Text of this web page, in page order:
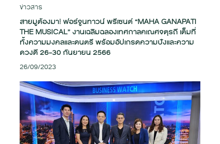
ข่าวสาร
สายมูต้องมา! ฟอร์จูนทาวน์ พรีเซนต์ “MAHA GANAPATI
THE MUSICAL” งานเฉลิมฉลองเทศกาลคเณศจตุรถี เต็มที่
ทั้งความมงคลและดนตรี พร้อมอัปเกรดความปังและความ
ดวงดี 26-30 กันยายน 2566
26/09/2023